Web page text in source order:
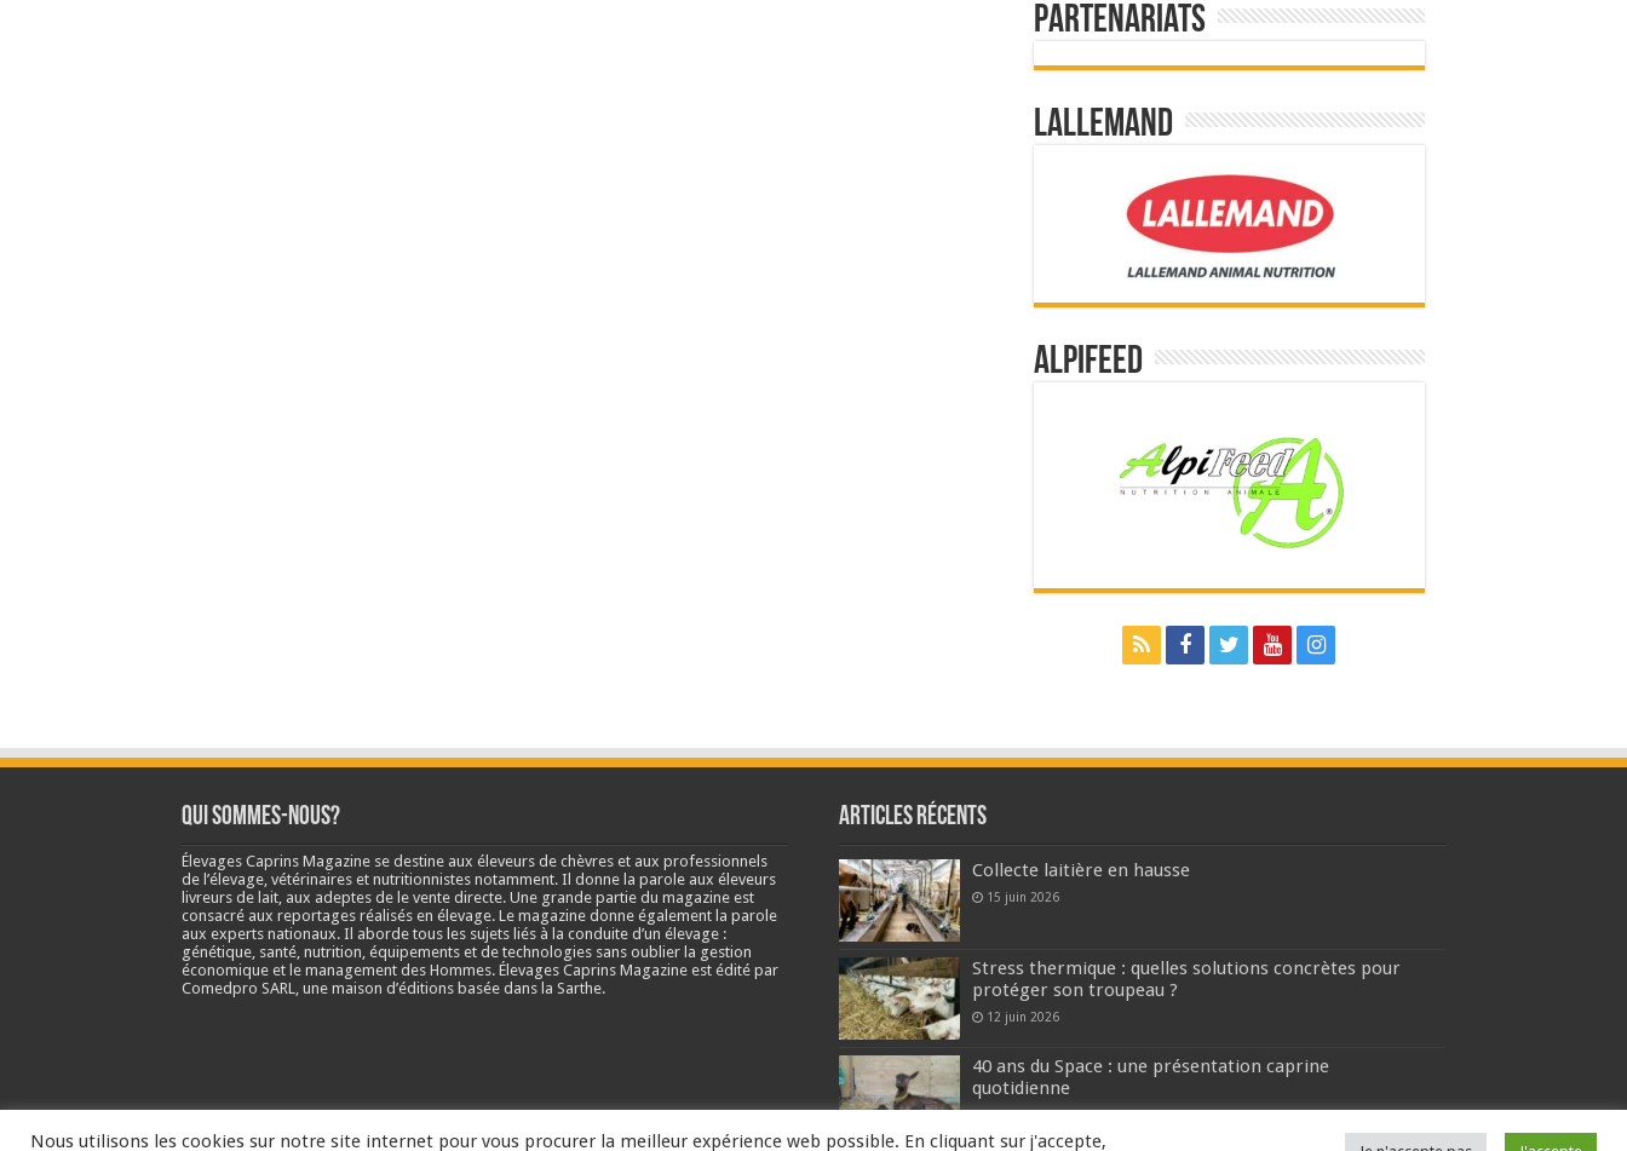
Partenariats
Lallemand
Alpifeed
Qui sommes-nous?
Élevages Caprins Magazine se destine aux éleveurs de chèvres et aux professionnels
de l’élevage, vétérinaires et nutritionnistes notamment. Il donne la parole aux éleveurs
livreurs de lait, aux adeptes de le vente directe. Une grande partie du magazine est
consacré aux reportages réalisés en élevage. Le magazine donne également la parole
aux experts nationaux. Il aborde tous les sujets liés à la conduite d’un élevage :
génétique, santé, nutrition, équipements et de technologies sans oublier la gestion
économique et le management des Hommes. Élevages Caprins Magazine est édité par
Comedpro SARL, une maison d’éditions basée dans la Sarthe.
Articles récents
Collecte laitière en hausse
15 juin 2026
Stress thermique : quelles solutions concrètes pour
protéger son troupeau ?
12 juin 2026
40 ans du Space : une présentation caprine
quotidienne
2 juin 2026
Nous utilisons les cookies sur notre site internet pour vous procurer la meilleur expérience web possible. En cliquant sur j'accepte,